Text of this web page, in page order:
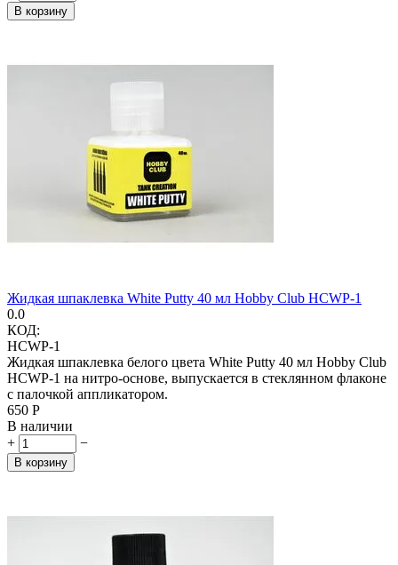
В корзину
Жидкая шпаклевка White Putty 40 мл Hobby Club HCWP-1
0.0
КОД:
HCWP-1
Жидкая шпаклевка белого цвета White Putty 40 мл Hobby Club
HCWP-1 на нитро-основе, выпускается в стеклянном флаконе
с палочкой аппликатором.
‍650‍ Р
В наличии
+
−
В корзину